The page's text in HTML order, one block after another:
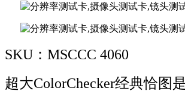
SKU：MSCCC 4060
超大ColorChecker经典恰图